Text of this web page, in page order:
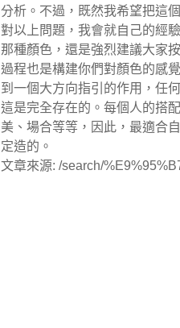
分析。不過，既然我希望把這
對以上問題，我會就自己的經
那種顏色，還是強烈建議大
過程也是構建你們對顏色的感
到一個大方向指引的作用，任
這是完全存在的。每個人的搭
美、場合等等，因此，最適合
定造的。
文章來源: /search/